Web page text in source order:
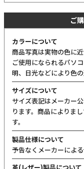
ご
カラーについて
商品写真は実物の色に
ご使用になられるパソ
明、日光などにより色
サイズについて
サイズ表記はメーカー
ります。商品によりま
す。
製品仕様について
予告なくメーカーによ